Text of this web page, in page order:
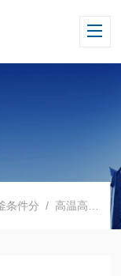
条件分 / 高温高压反应釜